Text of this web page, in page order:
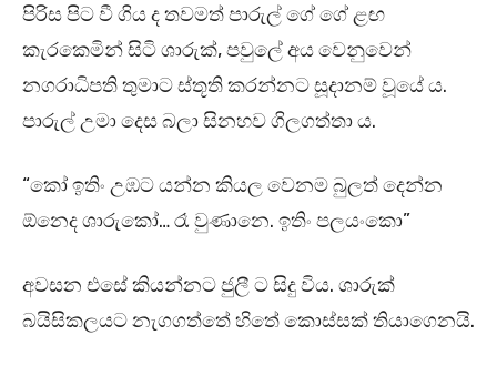
පිරිස පිට වී ගිය ද තවමත් පාරුල් ගේ ගේ ළඟ
කැරකෙමින් සිටි ශාරුක්, පවුලේ අය වෙනුවෙන්
නගරාධිපති තුමාට ස්තූති කරන්නට සූදානම් වූයේ ය.
පාරුල් උමා දෙස බලා සිනහව ගිලගත්තා ය.
“කෝ ඉතිං උඹට යන්න කියල වෙනම බුලත් දෙන්න
ඕනෙද ශාරුකෝ… රෑ වුණානෙ. ඉතිං පලයංකො”
අවසන එසේ කියන්නට ජුලී ට සිදු විය. ශාරුක්
බයිසිකලයට නැගගත්තේ හිතේ කොස්සක් තියාගෙනයි.